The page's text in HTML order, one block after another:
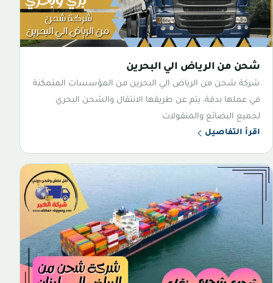
شحن من الرياض الي البحرين
شركة شحن من الرياض الي البحرين من المؤسسات المتمكنة
في عملها بدقة، يتم عن طريقها الانتقال والشحن البحري
لجميع البضائع والمنقولات
اقرأ التفاصيل